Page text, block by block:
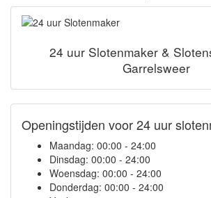
24 uur Slotenmaker &
Garrelsweer
Openingstijden voor 24 uur
Maandag: 00:00 - 24:00
Dinsdag: 00:00 - 24:00
Woensdag: 00:00 - 24:00
Donderdag: 00:00 - 24:00